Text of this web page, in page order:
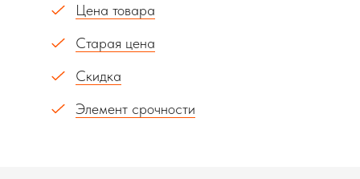
Цена товара
Старая цена
Скидка
Элемент срочности